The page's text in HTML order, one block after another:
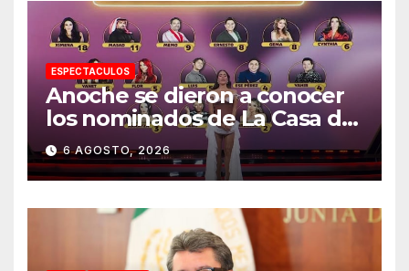
ESPECTACULOS
Anoche se dieron a conocer
los nominados de La Casa de
los Famosos México 2026 en
la segunda semana
6 AGOSTO, 2026